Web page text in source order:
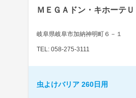
ＭＥＧＡドン・キホーテ
岐阜県岐阜市加納神明町６－１
TEL: 058-275-3111
虫よけバリア 260日用